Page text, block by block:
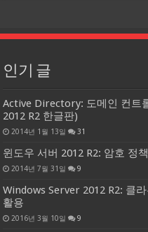
인기 글
Active Directory: 도메인 컨트
2012 R2 한글판)
2014년 1월 13일 31
윈도우 서버 2012 R2: 암호 정
2014년 7월 31일 9
Windows Server 2012 R2: 클
활용
2016년 3월 10일 9